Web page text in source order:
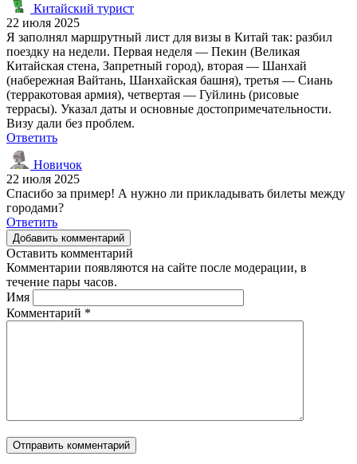
Китайский турист
22 июля 2025
Я заполнял маршрутный лист для визы в Китай так: разбил
поездку на недели. Первая неделя — Пекин (Великая
Китайская стена, Запретный город), вторая — Шанхай
(набережная Вайтань, Шанхайская башня), третья — Сиань
(терракотовая армия), четвертая — Гуйлинь (рисовые
террасы). Указал даты и основные достопримечательности.
Визу дали без проблем.
Ответить
Новичок
22 июля 2025
Спасибо за пример! А нужно ли прикладывать билеты между
городами?
Ответить
Добавить комментарий
Оставить комментарий
Комментарии появляются на сайте после модерации, в
течение пары часов.
Имя
Комментарий *